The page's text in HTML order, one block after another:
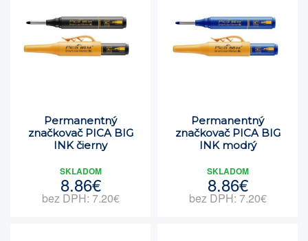
Permanentný
značkovač PICA BIG
INK čierny
SKLADOM
8.86€
bez DPH: 7.20€
Permanentný
značkovač PICA BIG
INK modrý
SKLADOM
8.86€
bez DPH: 7.20€